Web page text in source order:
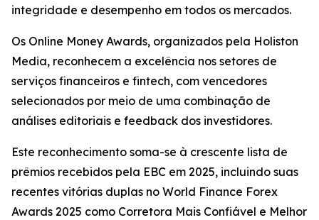
integridade e desempenho em todos os mercados.
Os Online Money Awards, organizados pela Holiston
Media, reconhecem a excelência nos setores de
serviços financeiros e fintech, com vencedores
selecionados por meio de uma combinação de
análises editoriais e feedback dos investidores.
Este reconhecimento soma-se à crescente lista de
prêmios recebidos pela EBC em 2025, incluindo suas
recentes vitórias duplas no World Finance Forex
Awards 2025 como Corretora Mais Confiável e Melhor